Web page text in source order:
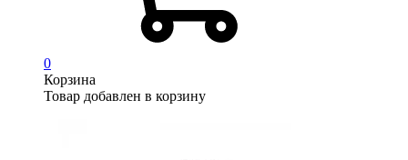
0
Корзина
Товар добавлен в корзину